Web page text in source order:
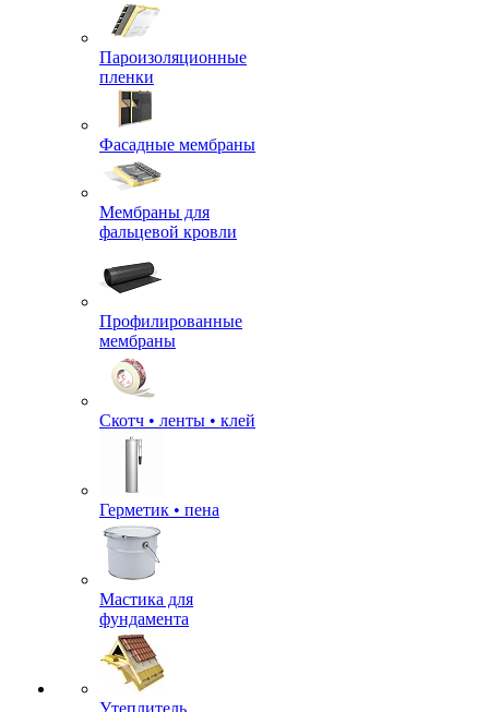
Пароизоляционные
пленки
Фасадные мембраны
Мембраны для
фальцевой кровли
Профилированные
мембраны
Скотч • ленты • клей
Герметик • пена
Мастика для
фундамента
Утеплитель